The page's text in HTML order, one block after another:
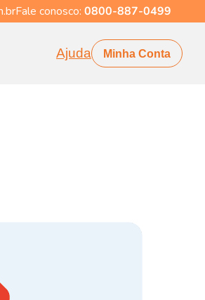
Fale conosco: 0800-887-0499
Ajuda Minha Conta